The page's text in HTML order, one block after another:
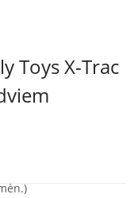
Toys X-Trac